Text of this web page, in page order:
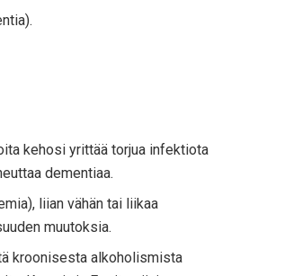
kehosi yrittää torjua infektiota
dementiaa.
liian vähän tai liikaa
muutoksia.
kroonisesta alkoholismista